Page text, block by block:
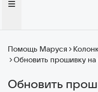
Помощь Маруся
Обновить прошивку на
Обновить